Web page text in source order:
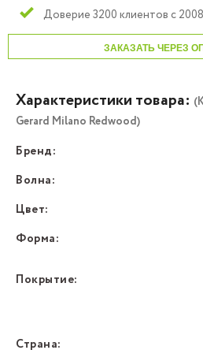
Доверие 3200 клиентов с
ЗАКАЗАТЬ ЧЕРЕЗ
Характеристики товара:
Gerard Milano Redwood)
Бренд:
Волна:
Цвет:
Форма:
Покрытие:
Страна: